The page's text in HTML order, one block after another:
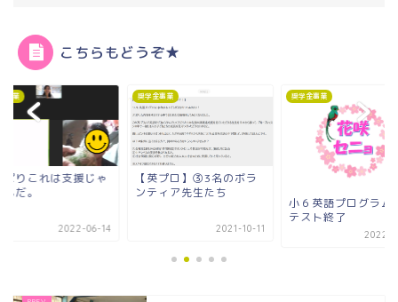
こちらもどうぞ★
事業
プロ】③3名のボラ
ア先生たち
2021-10-11
奨学金事業
2022-05-29
奨学金事業
第３期奨学生の選考
2023-